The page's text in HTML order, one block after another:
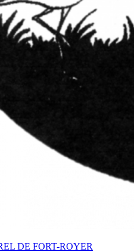
DE FORT-ROYER